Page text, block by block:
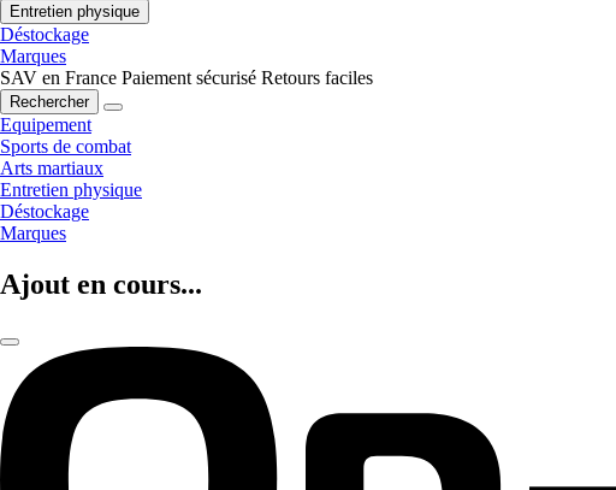
Entretien physique
Déstockage
Marques
SAV en France Paiement sécurisé Retours faciles
Rechercher
Equipement
Sports de combat
Arts martiaux
Entretien physique
Déstockage
Marques
Ajout en cours...